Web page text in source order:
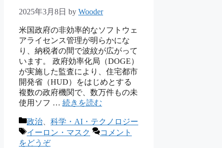
2025年3月8日 by Wooder
米国政府の非効率的なソフトウェ
アライセンス管理が明らかにな
り、納税者の間で波紋が広がって
います。 政府効率化局（DOGE）
が実施した監査により、住宅都市
開発省（HUD）をはじめとする
複数の政府機関で、数万件もの未
使用ソフ … 続きを読む
カ
テ
ゴ
政治
科学・AI・テクノロジー
タ
グ
イーロン・マスク
コメント
をどうぞ